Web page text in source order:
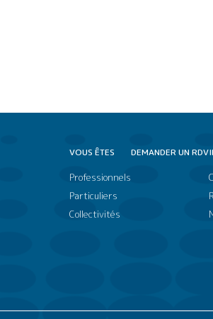
VOUS ÊTES
Professionnels
Particuliers
Collectivités
DEMANDER UN RDV